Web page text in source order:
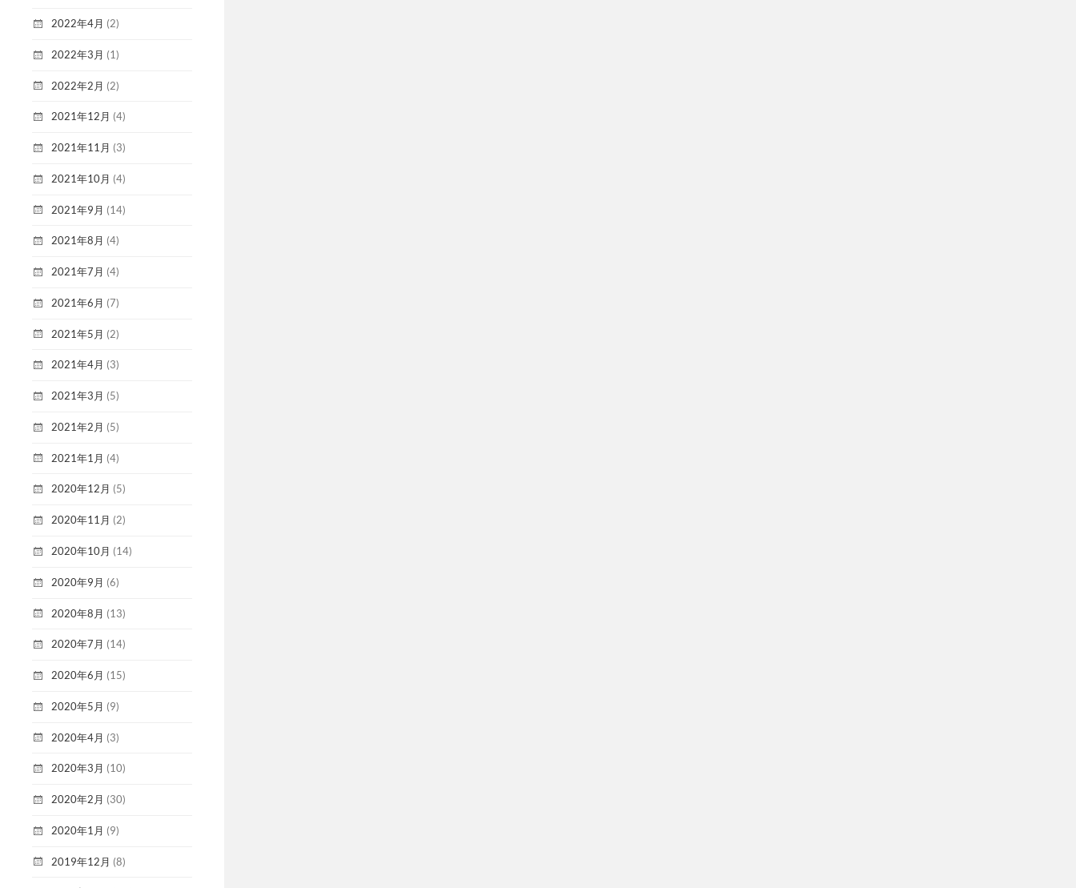
2022年4月 (2)
2022年3月 (1)
2022年2月 (2)
2021年12月 (4)
2021年11月 (3)
2021年10月 (4)
2021年9月 (14)
2021年8月 (4)
2021年7月 (4)
2021年6月 (7)
2021年5月 (2)
2021年4月 (3)
2021年3月 (5)
2021年2月 (5)
2021年1月 (4)
2020年12月 (5)
2020年11月 (2)
2020年10月 (14)
2020年9月 (6)
2020年8月 (13)
2020年7月 (14)
2020年6月 (15)
2020年5月 (9)
2020年4月 (3)
2020年3月 (10)
2020年2月 (30)
2020年1月 (9)
2019年12月 (8)